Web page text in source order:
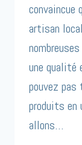
convaincue
artisan
une qualité
pouvez pas
produits en
allons…